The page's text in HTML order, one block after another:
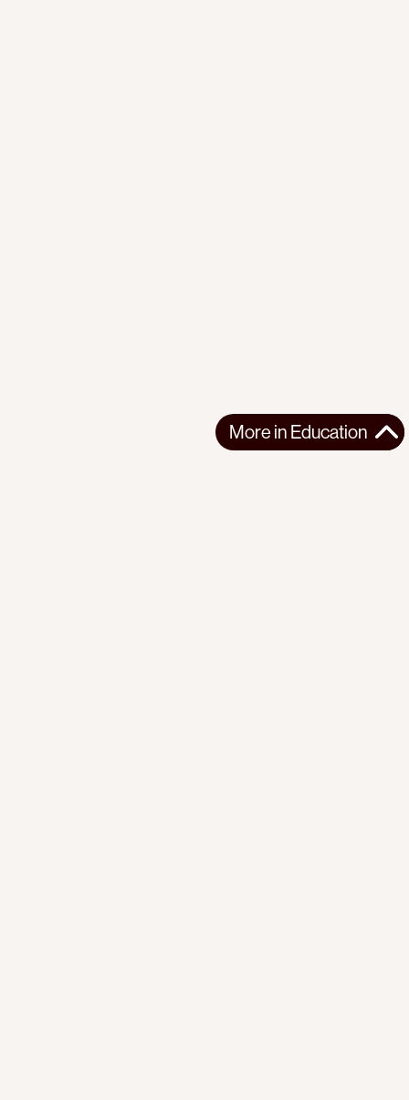
More in Education